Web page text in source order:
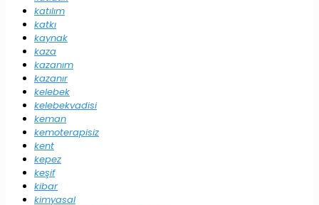
katılım
katkı
kaynak
kaza
kazanım
kazanır
kelebek
kelebekvadisi
keman
kemoterapisiz
kent
kepez
keşif
kibar
kimyasal